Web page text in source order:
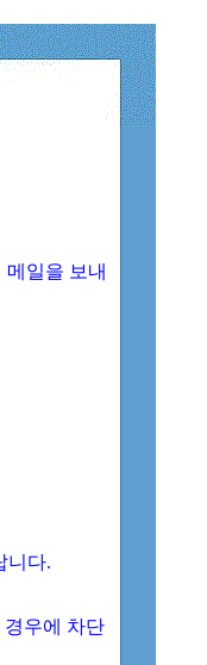
일을 보내
니다.
경우에 차단